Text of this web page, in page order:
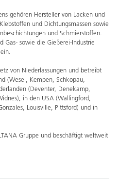
gehören Hersteller von Lacken und
und Dichtungsmassen sowie
und Schmierstoffen.
Gas- sowie die Gießerei-Industrie
von Niederlassungen und betreibt
(Wesel, Kempen, Schkopau,
(Deventer, Denekamp,
in den USA (Wallingford,
Louisville, Pittsford) und in
Gruppe und beschäftigt weltweit